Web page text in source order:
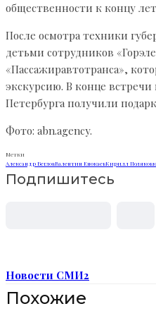
общественности к концу
После осмотра техники
детьми сотрудников
«Пассажиравтотранса»,
экскурсию. В конце
Петербурга получили
Фото: abn.agency.
Метки
Александр БегловВалентин ЕнокаевКирилл Поляков
Подпишитесь
Новости СМИ2
Похожие